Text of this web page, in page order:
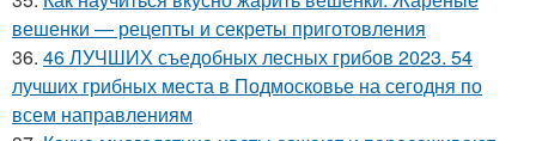
вешенки — рецепты и секреты приготовления
36. 46 ЛУЧШИХ съедобных лесных грибов 2023. 54
лучших грибных места в Подмосковье на сегодня по
всем направлениям